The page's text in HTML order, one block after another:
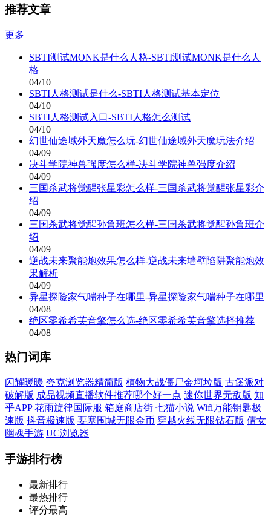
推荐文章
更多+
SBTI测试MONK是什么人格-SBTI测试MONK是什么人
格
04/10
SBTI人格测试是什么-SBTI人格测试基本定位
04/10
SBTI人格测试入口-SBTI人格怎么测试
04/10
幻世仙途域外天魔怎么玩-幻世仙途域外天魔玩法介绍
04/09
决斗学院神兽强度怎么样-决斗学院神兽强度介绍
04/09
三国杀武将觉醒张星彩怎么样-三国杀武将觉醒张星彩介
绍
04/09
三国杀武将觉醒孙鲁班怎么样-三国杀武将觉醒孙鲁班介
绍
04/09
逆战未来聚能炮效果怎么样-逆战未来墙壁陷阱聚能炮效
果解析
04/09
异星探险家气喘种子在哪里-异星探险家气喘种子在哪里
04/08
绝区零希希芙音擎怎么选-绝区零希希芙音擎选择推荐
04/08
热门词库
闪耀暖暖 夸克浏览器精简版 植物大战僵尸金坷垃版 古堡派对
破解版 成品视频直播软件推荐哪个好一点 迷你世界无敌版 知
乎APP 花雨旋律国际服 箱庭商店街 七猫小说 Wifi万能钥匙极
速版 抖音极速版 要塞围城无限金币 穿越火线无限钻石版 倩女
幽魂手游 UC浏览器
手游排行榜
最新排行
最热排行
评分最高